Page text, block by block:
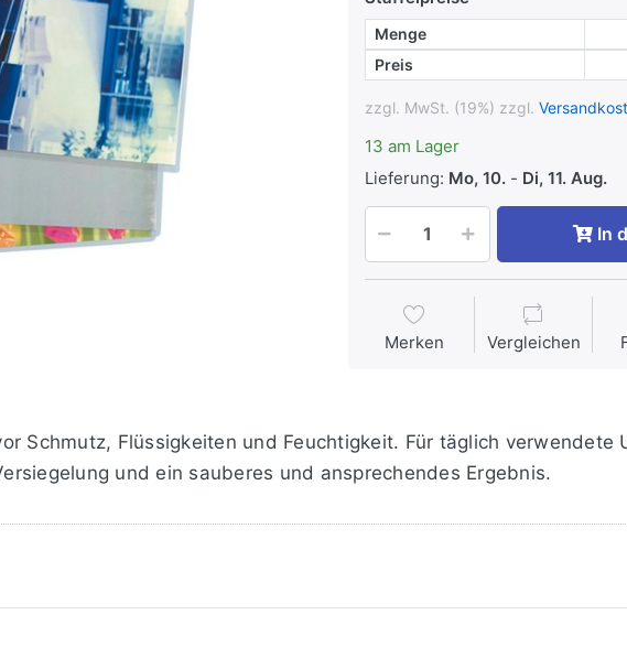
Menge
Preis
zzgl. MwSt. (19%) zzgl.
13 am Lager
Lieferung: Mo, 10.- Di, 11. Aug.
In
Merken Vergleichen
Schmutz, Flüssigkeiten und Feuchtigkeit. Für täglich verwendete
und ein sauberes und ansprechendes Ergebnis.